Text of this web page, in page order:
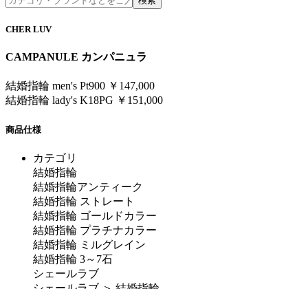
CHER LUV
CAMPANULE カンパニュラ
結婚指輪 men's Pt900 ￥147,000
結婚指輪 lady's K18PG ￥151,000
商品仕様
カテゴリ
結婚指輪
結婚指輪アンティーク
結婚指輪 ストレート
結婚指輪 ゴールドカラー
結婚指輪 プラチナカラー
結婚指輪 ミルグレイン
結婚指輪 3～7石
シェールラブ